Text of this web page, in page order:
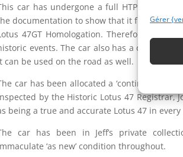
Gérer
car has undergone a full HTP (Historic
documentation to show that it fully
47GT Homologation. Therefore this
events. The car also has a current V5
can be used on the road as well.
car has been allocated a ‘continuation’
by the Historic Lotus 47 Registrar,
being a true and accurate Lotus 47 in every
car has been in Jeff’s private
‘as new’ condition throughout.